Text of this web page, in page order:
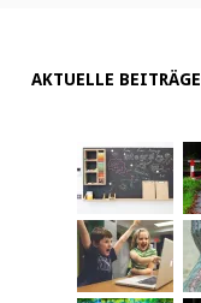
AKTUELLE BEITRÄGE